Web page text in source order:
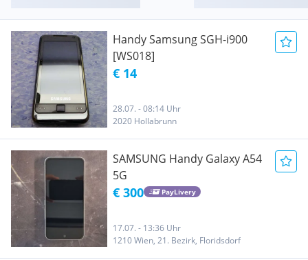
Handy Samsung SGH-i900
[WS018]
€ 14
28.07. - 08:14 Uhr
2020 Hollabrunn
SAMSUNG Handy Galaxy A54
5G
€ 300 PayLivery
17.07. - 13:36 Uhr
1210 Wien, 21. Bezirk, Floridsdorf